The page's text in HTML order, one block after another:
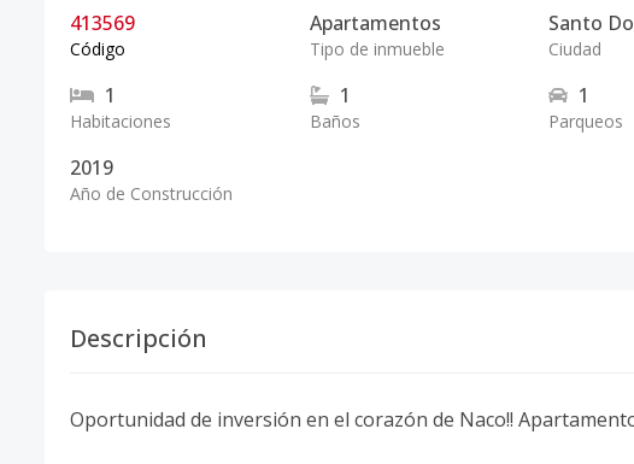
413569
Código
Apartamentos
Tipo de inmueble
Santo
Ciudad
1
Habitaciones
1
Baños
1
Parqueos
2019
Año de Construcción
Descripción
Oportunidad de inversión en el corazón de Naco!!